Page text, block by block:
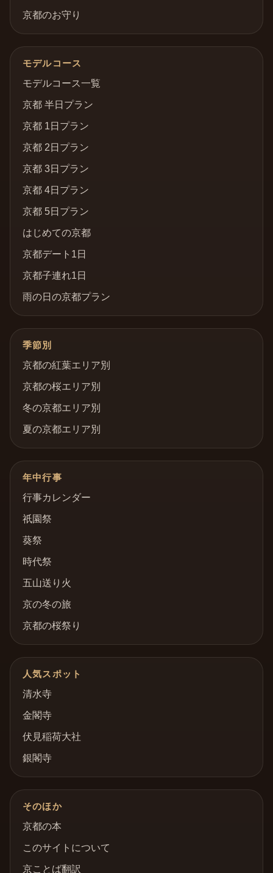
京都のお守り
モデルコース
モデルコース一覧
京都 半日プラン
京都 1日プラン
京都 2日プラン
京都 3日プラン
京都 4日プラン
京都 5日プラン
はじめての京都
京都デート1日
京都子連れ1日
雨の日の京都プラン
季節別
京都の紅葉エリア別
京都の桜エリア別
冬の京都エリア別
夏の京都エリア別
年中行事
行事カレンダー
祇園祭
葵祭
時代祭
五山送り火
京の冬の旅
京都の桜祭り
人気スポット
清水寺
金閣寺
伏見稲荷大社
銀閣寺
そのほか
京都の本
このサイトについて
京ことば翻訳